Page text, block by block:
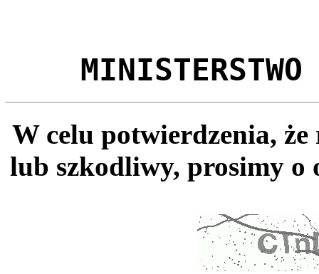
MINISTERSTWO
W celu potwierdzenia,
lub szkodliwy, prosimy o